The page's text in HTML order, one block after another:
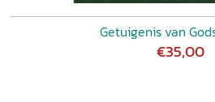
Getuigenis van
€35,00